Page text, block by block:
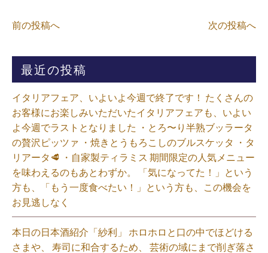
前の投稿へ 次の投稿へ
最近の投稿
イタリアフェア、いよいよ今週で終了です！ たくさんの
お客様にお楽しみいただいたイタリアフェアも、いよい
よ今週でラストとなりました ・とろ〜り半熟ブッラータ
の贅沢ピッツァ ・焼きとうもろこしのブルスケッタ ・タ
リアータ🥩 ・自家製ティラミス 期間限定の人気メニュー
を味わえるのもあとわずか。 「気になってた！」という
方も、「もう一度食べたい！」という方も、この機会を
お見逃しなく⁡
本日の日本酒紹介「紗利」 ホロホロと口の中でほどける
さまや、 寿司に和合するため、 芸術の域にまで削ぎ落さ